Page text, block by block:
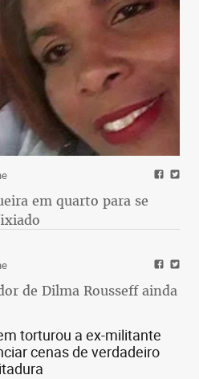
em quarto para se
de Dilma Rousseff ainda
torturou a ex-militante
cenas de verdadeiro